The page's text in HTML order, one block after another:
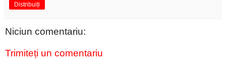
Distribuiți
Niciun comentariu:
Trimiteți un comentariu